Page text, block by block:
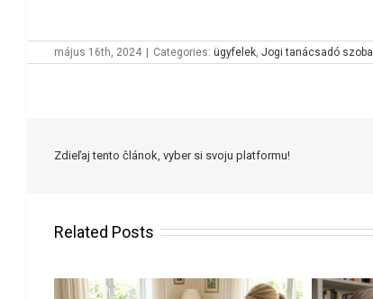
május 16th, 2024 | Categories: ügyfelek Jogi tanácsadó szoba
Zdieľaj tento článok, vyber si svoju platformu!
Related Posts